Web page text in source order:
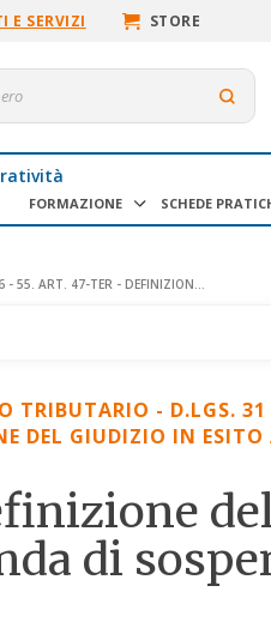
E SERVIZI STORE
FORMAZIONE SCHEDE
- 55. ART. 47-TER - DEFINIZION...
TRIBUTARIO - D.LGS.
DEL GIUDIZIO IN
di